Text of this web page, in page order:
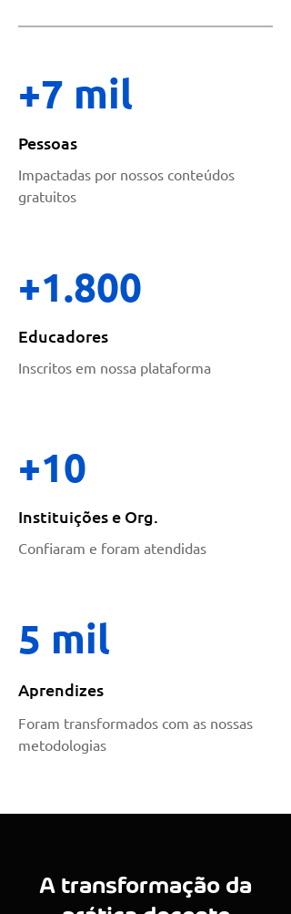
+7 mil
Pessoas
Impactadas por nossos conteúdos
gratuitos
+1.800
Educadores
Inscritos em nossa plataforma
+10
Instituições e Org.
Confiaram e foram atendidas
5 mil
Aprendizes
Foram transformados com as nossas
metodologias
A transformação da